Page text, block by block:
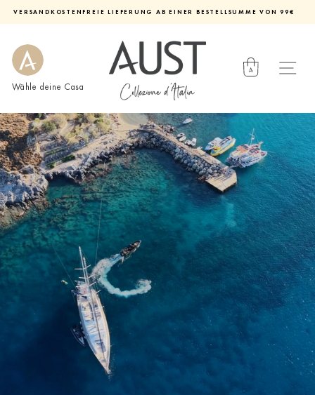
pausieren
VERSANDKOSTENFREIE LIEFERUNG AB EINER BESTELLSUMME VON 99€
Wähle deine Casa